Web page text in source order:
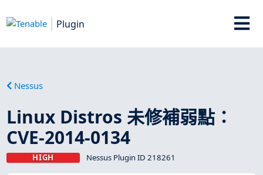
Plugin
Nessus
Linux Distros 未修補弱點：
CVE-2014-0134
HIGH Nessus Plugin ID 218261